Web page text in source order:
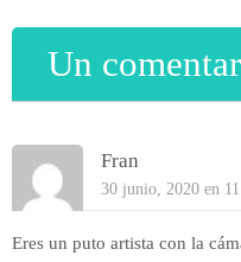
Un
Fran
30 junio, 2020 en
Eres un puto artista con la